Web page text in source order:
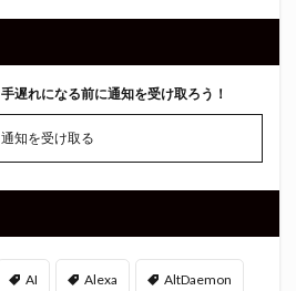
手遅れになる前に通知を受け取ろう！
通知を受け取る
AI Alexa AltDaemon